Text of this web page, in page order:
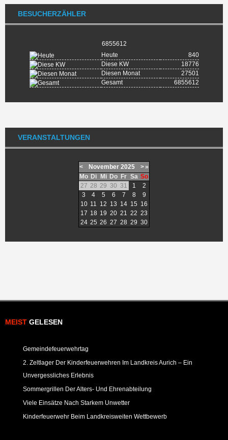
BESUCHERZÄHLER
6855612
Heute
840
Diese KW
18776
Diesen Monat
27501
Gesamt
6855612
VERANSTALTUNGEN
< November 2025 >»
Mo Di Mi Do Fr Sa So
27 28 29 30 31 1
2
3
4 5 6 7 8
9
10 11 12 13 14 15 16
17 18 19 20 21 22 23
24 25 26 27 28 29 30
MEIST GELESEN
Gemeindefeuerwehrtag
2. Zeltlager Der Kinderfeuerwehren Im Landkreis Aurich – Ein
Unvergessliches Erlebnis
Sommergrillen Der Alters- Und Ehrenabteilung
Viele Einsätze Nach Starkem Unwetter
Kinderfeuerwehr Beim Landkreisweiten Wettbewerb